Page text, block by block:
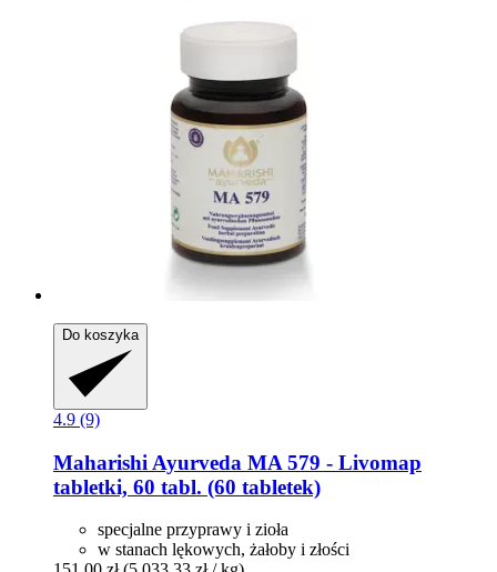
Do koszyka
4.9 (9)
Maharishi Ayurveda MA 579 -​ Livomap
tabletki, 60 tabl. (60 tabletek)
specjalne przyprawy i zioła
w stanach lękowych, żałoby i złości